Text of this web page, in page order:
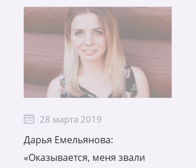
28 марта 2019
Дарья Емельянова:
«Оказывается, меня звали